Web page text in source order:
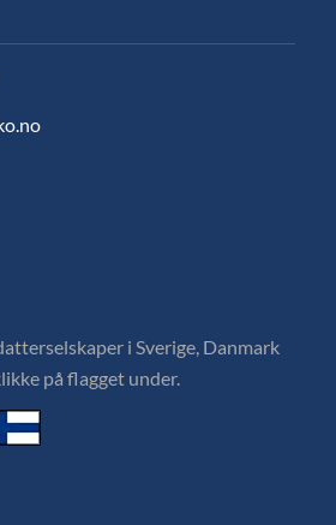
i Sverige, Danmark
på flagget under.